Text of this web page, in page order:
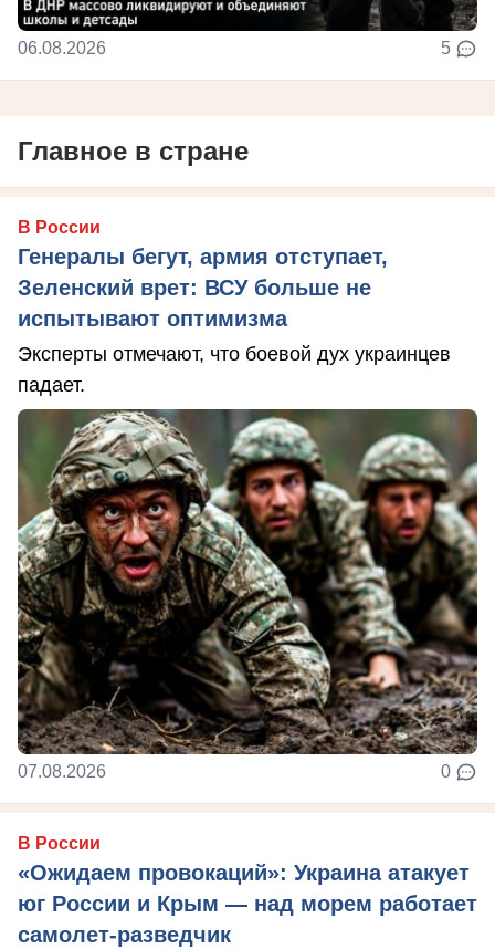
06.08.2026 5
Главное в стране
В России
Генералы бегут, армия отступает,
Зеленский врет: ВСУ больше не
испытывают оптимизма
Эксперты отмечают, что боевой дух украинцев
падает.
07.08.2026 0
В России
«Ожидаем провокаций»: Украина атакует
юг России и Крым — над морем работает
самолет-разведчик